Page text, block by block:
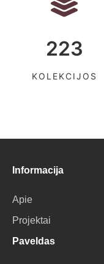
223
KOLEKCIJOS
Informacija
Apie
Projektai
Paveldas